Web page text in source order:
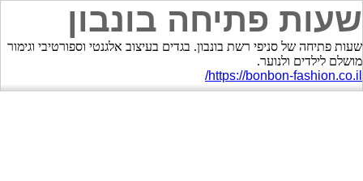
שעות פתיחה בונבון
שעות פתיחה של סניפי רשת בונבון. בגדים בעיצוב אלגנטי וספורטיבי וגימור
מושלם לילדים ולנוער.
https://bonbon-fashion.co.il/